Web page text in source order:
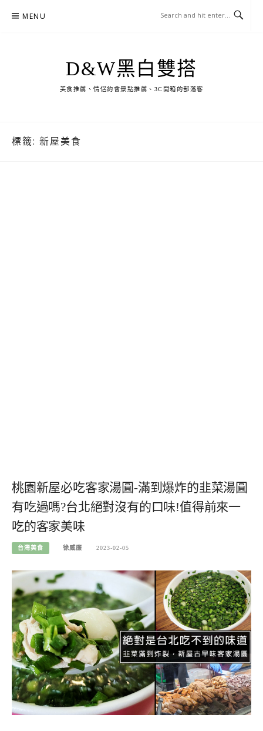
MENU
D&W黑白雙搭
美食推薦、情侶約會景點推薦、3C開箱的部落客
標籤: 新屋美食
桃園新屋必吃客家湯圓-滿到爆炸的韭菜湯圓
有吃過嗎?台北絕對沒有的口味!值得前來一
吃的客家美味
台灣美食 徐威廉 2023-02-05